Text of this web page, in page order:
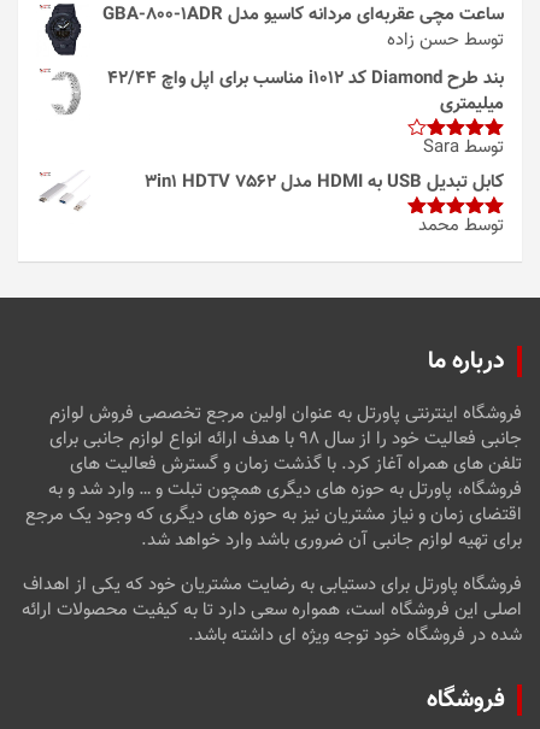
ساعت مچی عقربه‌ای مردانه کاسیو مدل GBA-800-1ADR
توسط حسن زاده
بند طرح Diamond کد i1012 مناسب برای اپل واچ 42/44
میلیمتری
امتیاز4
از 5
توسط Sara
کابل تبدیل USB به HDMI مدل 3in1 HDTV 7562
امتیاز5از
توسط محمد
درباره ما
فروشگاه اینترنتی پاورتل به عنوان اولین مرجع تخصصی فروش لوازم
جانبی فعالیت خود را از سال ۹۸ با هدف ارائه انواع لوازم جانبی برای
تلفن های همراه آغاز کرد. با گذشت زمان و گسترش فعالیت های
فروشگاه، پاورتل به حوزه های دیگری همچون تبلت و … وارد شد و به
اقتضای زمان و نیاز مشتریان نیز به حوزه های دیگری که وجود یک مرجع
برای تهیه لوازم جانبی آن ضروری باشد وارد خواهد شد.
فروشگاه پاورتل برای دستیابی به رضایت مشتریان خود که یکی از اهداف
اصلی این فروشگاه است، همواره سعی دارد تا به کیفیت محصولات ارائه
شده در فروشگاه خود توجه ویژه ای داشته باشد.
فروشگاه